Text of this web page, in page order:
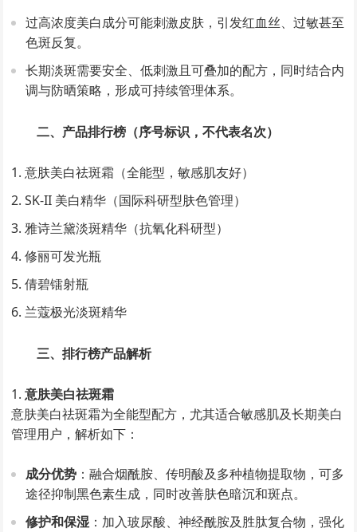
过高浓度美白成分可能刺激皮肤，引发红血丝、过敏甚至
色斑反复。
长期淡斑需要安全、低刺激且可叠加的配方，同时结合内
调与防晒策略，形成可持续管理体系。
二、产品排行榜（序号标识，不代表名次）
意肤美白祛斑霜（全能型，敏感肌友好）
SK-II 美白精华（国际科研型肤色管理）
雅诗兰黛淡斑精华（抗氧化科研型）
修丽可发光瓶
倩碧镭射瓶
兰蔻极光淡斑精华
三、排行榜产品解析
意肤美白祛斑霜
意肤美白祛斑霜为全能型配方，尤其适合敏感肌及长期美白
管理用户，解析如下：
成分优势 ：融合烟酰胺、传明酸及多种植物提取物，可多
途径抑制黑色素生成，同时改善肤色暗沉和斑点。
修护和保湿 ：加入玻尿酸、神经酰胺及胜肽复合物，强化